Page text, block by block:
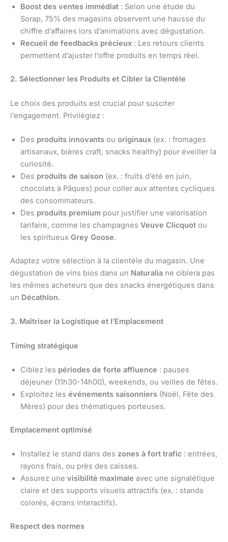
Boost des ventes immédiat : Selon une étude du
Sorap, 75% des magasins observent une hausse du
chiffre d’affaires lors d’animations avec dégustation.
Recueil de feedbacks précieux : Les retours clients
permettent d’ajuster l’offre produits en temps réel.
2. Sélectionner les Produits et Cibler la Clientèle
Le choix des produits est crucial pour susciter
l’engagement. Privilégiez :
Des produits innovants ou originaux (ex. : fromages
artisanaux, bières craft, snacks healthy) pour éveiller la
curiosité.
Des produits de saison (ex. : fruits d’été en juin,
chocolats à Pâques) pour coller aux attentes cycliques
des consommateurs.
Des produits premium pour justifier une valorisation
tarifaire, comme les champagnes Veuve Clicquot ou
les spiritueux Grey Goose.
Adaptez votre sélection à la clientèle du magasin. Une
dégustation de vins bios dans un Naturalia ne ciblera pas
les mêmes acheteurs que des snacks énergétiques dans
un Décathlon.
3. Maîtriser la Logistique et l’Emplacement
Timing stratégique
Ciblez les périodes de forte affluence : pauses
déjeuner (11h30-14h00), weekends, ou veilles de fêtes.
Exploitez les événements saisonniers (Noël, Fête des
Mères) pour des thématiques porteuses.
Emplacement optimisé
Installez le stand dans des zones à fort trafic : entrées,
rayons frais, ou près des caisses.
Assurez une visibilité maximale avec une signalétique
claire et des supports visuels attractifs (ex. : stands
colorés, écrans interactifs).
Respect des normes